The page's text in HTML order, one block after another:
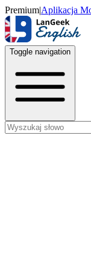
Premium|Aplikacja
Toggle navigation